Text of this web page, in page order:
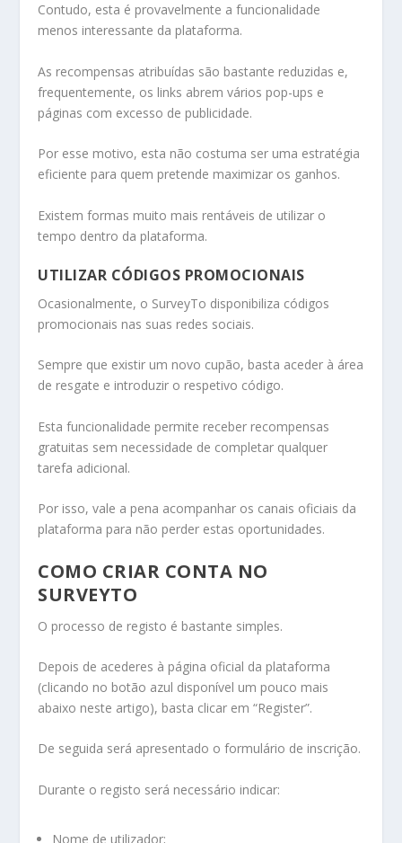
Contudo, esta é provavelmente a funcionalidade
menos interessante da plataforma.
As recompensas atribuídas são bastante reduzidas e,
frequentemente, os links abrem vários pop-ups e
páginas com excesso de publicidade.
Por esse motivo, esta não costuma ser uma estratégia
eficiente para quem pretende maximizar os ganhos.
Existem formas muito mais rentáveis de utilizar o
tempo dentro da plataforma.
UTILIZAR CÓDIGOS PROMOCIONAIS
Ocasionalmente, o SurveyTo disponibiliza códigos
promocionais nas suas redes sociais.
Sempre que existir um novo cupão, basta aceder à área
de resgate e introduzir o respetivo código.
Esta funcionalidade permite receber recompensas
gratuitas sem necessidade de completar qualquer
tarefa adicional.
Por isso, vale a pena acompanhar os canais oficiais da
plataforma para não perder estas oportunidades.
COMO CRIAR CONTA NO
SURVEYTO
O processo de registo é bastante simples.
Depois de acederes à página oficial da plataforma
(clicando no botão azul disponível um pouco mais
abaixo neste artigo), basta clicar em “Register”.
De seguida será apresentado o formulário de inscrição.
Durante o registo será necessário indicar:
Nome de utilizador;